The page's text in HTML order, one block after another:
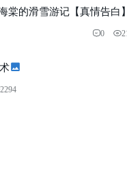
棠的滑雪游记【真情告白】
0
2294